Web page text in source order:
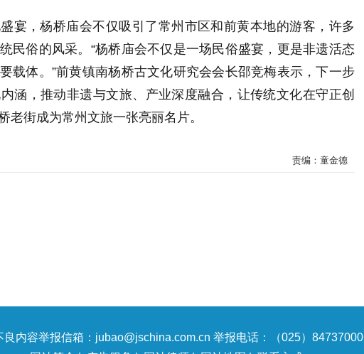
宴，杨桥庙会不仅吸引了常州市区和前黄本地的游客，许多
民俗的风采。“杨桥庙会不仅是一场民俗盛宴，更是非遗活态
载体。”前黄镇南杨桥古文化研究会会长邵竞梅表示，下一步
涵，推动非遗与文旅、产业深度融合，让传统文化在守正创
老街成为常州文旅一张亮丽名片。
责编：童金德
良内容举报信箱：jubao@jschina.com.cn 举报电话：（025）84737000